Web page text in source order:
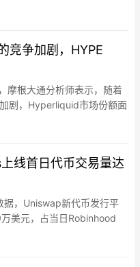
政府官员称，该协议将通过
湾、再经由阿曼控制的航线
案是一项“临时协议”，将
竞争加剧，HYPE
摩根大通分析师表示，随着
剧，Hyperliquid市场份额面
停滞。分析师指出
加密永续合约交易平台可能
线首日代币交易量达
，Uniswap新代币发行平
美元，占当日Robinhood
。